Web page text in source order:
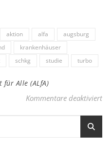
aktion alfa
augsburg
krankenhäuser
schkg studie turbo
für Alle (ALfA)
Kommentare deaktiviertfür